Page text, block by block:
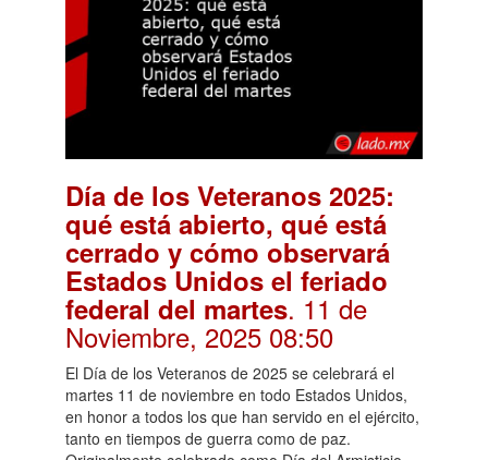
Día de los Veteranos 2025:
qué está abierto, qué está
cerrado y cómo observará
Estados Unidos el feriado
federal del martes. 11 de
Noviembre, 2025 08:50
El Día de los Veteranos de 2025 se celebrará el
martes 11 de noviembre en todo Estados Unidos,
en honor a todos los que han servido en el ejército,
tanto en tiempos de guerra como de paz.